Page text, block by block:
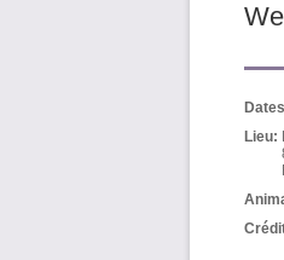
Lieu: